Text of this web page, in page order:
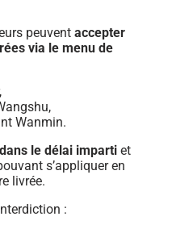
peuvent accepter
via le menu de
Wanmin.
dans le délai imparti et
s’appliquer en
livrée.
: